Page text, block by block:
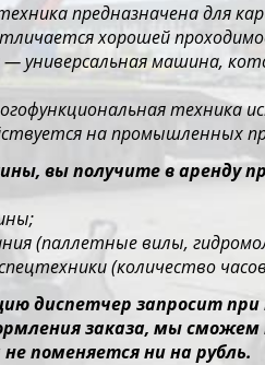
предназначена для
хорошей
— универсальная машина,
техника
на промышленных
вы получите в аренду
(паллетные вилы,
(количество
диспетчер запросит при
заказа, мы
поменяется ни на рубль.